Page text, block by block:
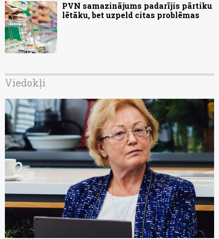
PVN samazinājums padarījis pārtiku
lētāku, bet uzpeld citas problēmas
Viedokļi